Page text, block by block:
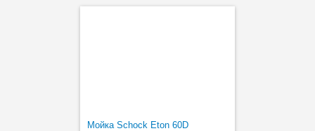
Мойка Schock Eton 60D